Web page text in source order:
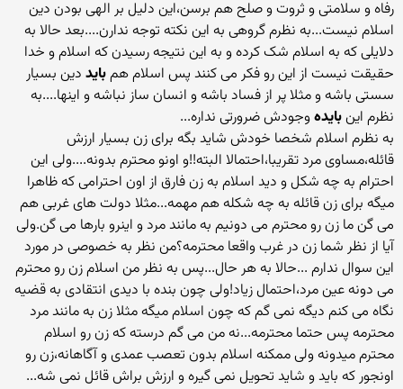
رفاه و سلامتی و ثروت و صلح هم برسن،این دلیل بر الهی بودن دین
اسلام نیست...به نظرم گروهی به این نکته توجه ندارن....بعد حالا به
دلایلی که به اسلام شک کرده و به این نتیجه رسیدن که اسلام و خدا
حقیقت نیست از این رو فکر می کنند پس اسلام همباید دین بسیار
سستی باشه و مثلا پر از فساد باشه و انسان ساز نباشه و اینها....به
نظرم اینبایدهوجودش ضرورتی نداره...
به نظرم اسلام شخصا خودش شاید بگه برای زن بسیار ارزش
قائله،مساوی مرد تقریبا،احتمالا البته!!و اونو محترم بدونه....ولی این
احترام به چه شکل و دید اسلام به زن فارق از اون احترامی که ظاهرا
میگه برای زن قائله به چه شکله هم مهمه...مثلا دولت های غربی هم
می گن ما زن رو محترم می دونیم به مانند مرد و اینرو بارها می گن.ولی
آیا از نظر شما زن در غرب واقعا محترمه؟من نظر به خصوصی در مورد
این سوال ندارم ...حالا به هر حال...پس به نظر من اسلام زن رو محترم
می دونه عین مرد،احتمال زیاد!ولی چون بنده با دیدی انتقادی به قضیه
نگاه می کنم دیگه نمی گم که چون اسلام میگه مثلا زن به مانند مرد
محترمه پس حتما محترمه...نه من می گم درسته که زن رو اسلام
محترم میدونه ولی ممکنه اسلام بدون تعصب عمدی و آگاهانه،زن رو
اونجور که باید و شاید تحویل نمی گیره و ارزش براش قائل نمی شه...